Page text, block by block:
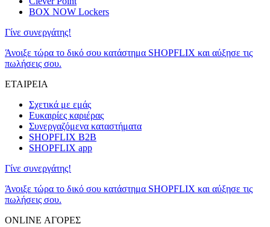
BOX NOW Lockers
Γίνε συνεργάτης!
Άνοιξε τώρα το δικό σου κατάστημα SHOPFLIX και αύξησε τις
πωλήσεις σου.
ΕΤΑΙΡΕΙΑ
Σχετικά με εμάς
Ευκαιρίες καριέρας
Συνεργαζόμενα καταστήματα
SHOPFLIX B2B
SHOPFLIX app
Γίνε συνεργάτης!
Άνοιξε τώρα το δικό σου κατάστημα SHOPFLIX και αύξησε τις
πωλήσεις σου.
ONLINE ΑΓΟΡΕΣ